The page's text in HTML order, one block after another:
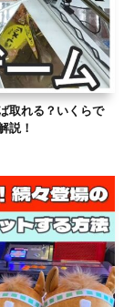
取れる？いくらで
説！